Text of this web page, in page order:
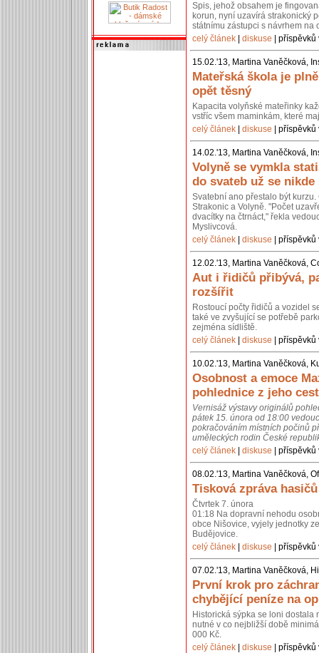
Spis, jehož obsahem je
korun, nyní uzavírá strakonický
státnímu zástupci s návrhem na
celý článek
diskuse |
15.02.'13, Martina Vaněčková,
Mateřská škola je
opět těsný
Kapacita volyňské mateřinky
vstříc všem maminkám, které
celý článek
diskuse |
14.02.'13, Martina Vaněčková,
Volyně se vymkla
do svateb už se nikde
Svatební ano přestalo být
Strakonic a Volyně. "Počet
dvacítky na čtrnáct," řekla
Myslivcová.
celý článek
diskuse |
12.02.'13, Martina Vaněčková,
Aut i řidičů přibývá,
rozšířit
Rostoucí počty řidičů a vozidel
také ve zvyšující se potřebě
zejména sídliště.
celý článek
diskuse |
10.02.'13, Martina Vaněčková,
Osobnost a emoce
pohlednice z jeho cest
Vernisáž výstavy originálů
pátek 15. února od 18:00
pokračováním místních počinů
uměleckých rodin České
celý článek
diskuse |
08.02.'13, Martina Vaněčková,
Tisková zpráva
Čtvrtek 7. února
01:18 Na dopravní nehodu
obce Nišovice, vyjely jednotky
Budějovice.
celý článek
diskuse |
07.02.'13, Martina Vaněčková,
První krok pro
chybějící peníze na
Historická sýpka se loni
nutné v co nejbližší době
000 Kč.
celý článek
diskuse |